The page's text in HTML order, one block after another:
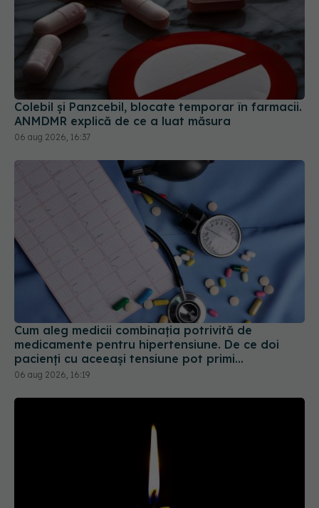
Colebil și Panzcebil, blocate temporar în farmacii.
ANMDMR explică de ce a luat măsura
06 aug 2026, 16:37
Cum aleg medicii combinația potrivită de
medicamente pentru hipertensiune. De ce doi
pacienți cu aceeași tensiune pot primi
tratamente diferite
06 aug 2026, 16:19